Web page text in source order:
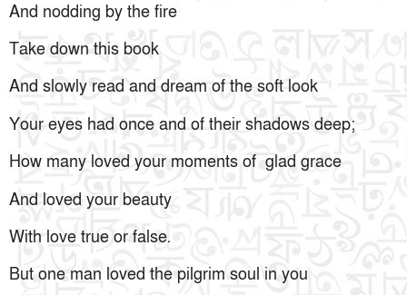
And nodding by the fire
Take down this book
And slowly read and dream of the soft look
Your eyes had once and of their shadows deep;
How many loved your moments of glad grace
And loved your beauty
With love true or false.
But one man loved the pilgrim soul in you